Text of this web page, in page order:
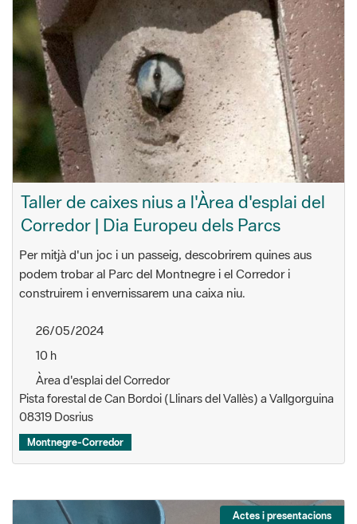
Taller de caixes nius a l'Àrea d'esplai del
Corredor | Dia Europeu dels Parcs
Per mitjà d'un joc i un passeig, descobrirem quines aus
podem trobar al Parc del Montnegre i el Corredor i
construirem i envernissarem una caixa niu.
26/05/2024
10 h
Àrea d'esplai del Corredor
Pista forestal de Can Bordoi (Llinars del Vallès) a Vallgorguina
08319 Dosrius
Montnegre-Corredor
Actes i presentacions